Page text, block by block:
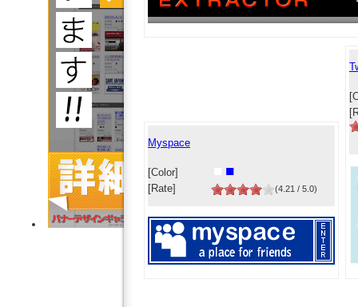
Myspace
[Color] ■
[Rate] (4.21 / 5.0)